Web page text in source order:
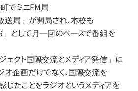
で​ミニFM局​
送局」 が​開局され、​本校も​
」と​して​月一回の​ペースで​番組を​
ェクト国際交流と​メディア発信」に​
オ企画だけでなく、​国際交流を​
じた​ことを​ラジオと​いう​メディアを​